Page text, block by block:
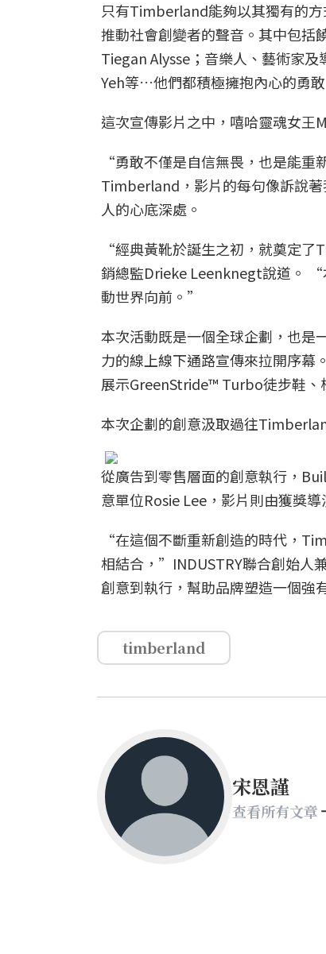
只有Timberland能夠以其獨有的
推動社會創變者的聲音。其中包括
Tiegan Alysse；音樂人、藝術家
Yeh等…他們都積極擁抱內心的勇
這次宣傳影片之中，嘻哈靈魂女王
“勇敢不僅是自信無畏，也是能
Timberland，影片的每句像訴說
人的心底深處。
“經典黃靴於誕生之初，就奠定
銷總監Drieke Leenknegt說道。 “
動世界向前。”
本次活動既是一個全球企劃，也是
力的線上線下通路宣傳來拉開序幕
展示GreenStride™ Turbo徒步鞋、
本次企劃的創意汲取過往
從廣告到零售層面的創意執行，
意單位Rosie Lee，影片則由獲獎
“在這個不斷重新創造的時代，
相結合，”INDUSTRY聯合創始人
創意到執行，幫助品牌塑造一個強
timberland
宋恩謹
查看所有文章